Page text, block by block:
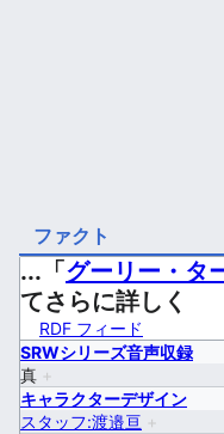
ファクト
...「グーリー・タ
てさらに詳しく
RDF フィード
SRWシリーズ音声収録
真 +
キャラクターデザイン
スタッフ:渡邉亘 +